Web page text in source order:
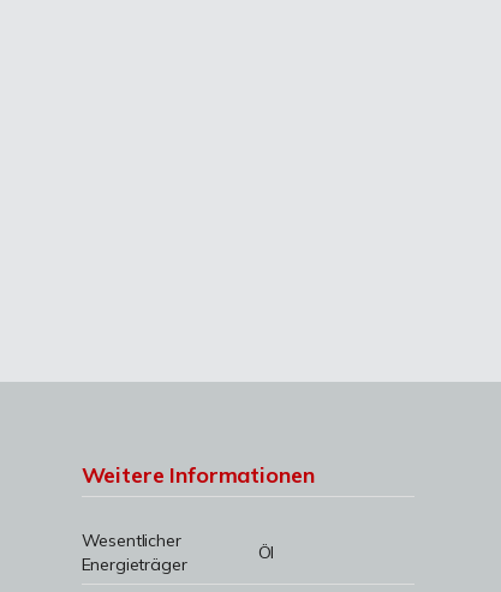
Weitere Informationen
Wesentlicher
Energieträger
Öl